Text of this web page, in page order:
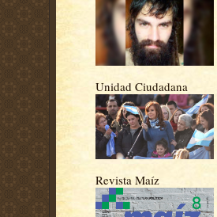
Unidad Ciudadana
Revista Maíz